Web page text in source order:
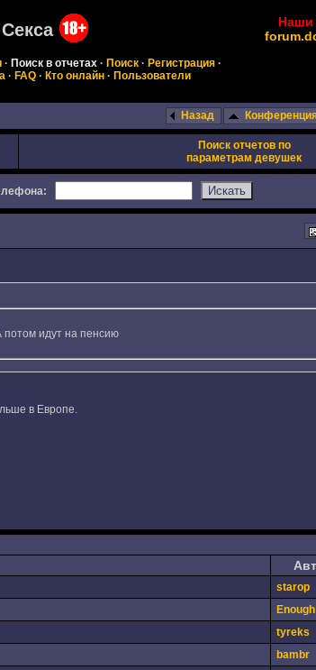
Наши
· Поиск в отчетах· Поиск· Регистрация·
· FAQ · Кто онлайн · Пользователи
Назад
Поиск отчетов по
параметрам девушек
идут на пенсию
в Европе.
starop
Enough
tyreks
bambr